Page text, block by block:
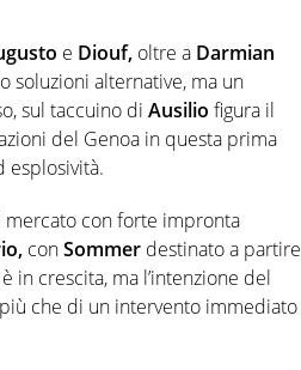
e Diouf, oltre a Darmian
soluzioni alternative, ma un
sul taccuino di Ausilio figura il
del Genoa in questa prima
esplosività.
mercato con forte impronta
conSommer destinato a partire
in crescita, ma l’intenzione del
che di un intervento immediato